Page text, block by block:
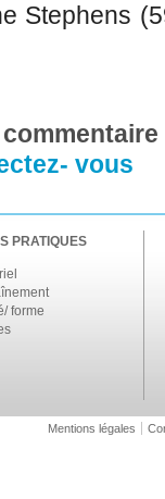
Stephens
vous
PRATIQUES
forme
Mentions légales